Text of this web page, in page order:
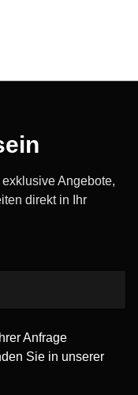
Angebote,
direkt in Ihr
Anfrage
Sie in unserer